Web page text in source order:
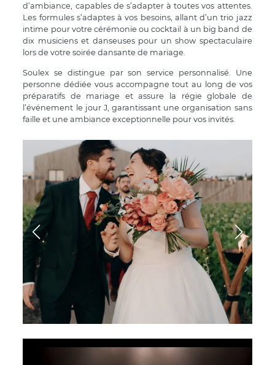
d’ambiance, capables de s’adapter à toutes vos attentes.
Les formules s’adaptes à vos besoins, allant d’un trio jazz
intime pour votre cérémonie ou cocktail à un big band de
dix musiciens et danseuses pour un show spectaculaire
lors de votre soirée dansante de mariage.
Soulex se distingue par son service personnalisé. Une
personne dédiée vous accompagne tout au long de vos
préparatifs de mariage et assure la régie globale de
l’événement le jour J, garantissant une organisation sans
faille et une ambiance exceptionnelle pour vos invités.